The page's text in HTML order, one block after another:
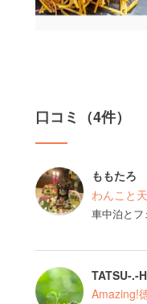
口コミ（4件）
ももたろ
わんこと
車中泊と
TATSU-.-
Amazing!